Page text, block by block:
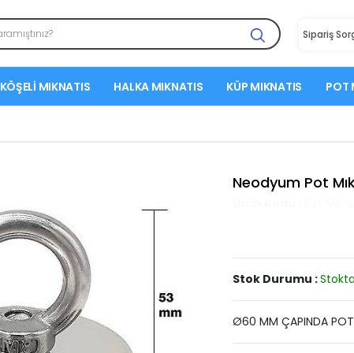
Sipariş
KÖŞELI MIKNATIS HALKA MIKNATIS KÜP MIKNATIS POT
Neodyum Pot
Stok Durumu :
Ø60 MM ÇAPINDA POT